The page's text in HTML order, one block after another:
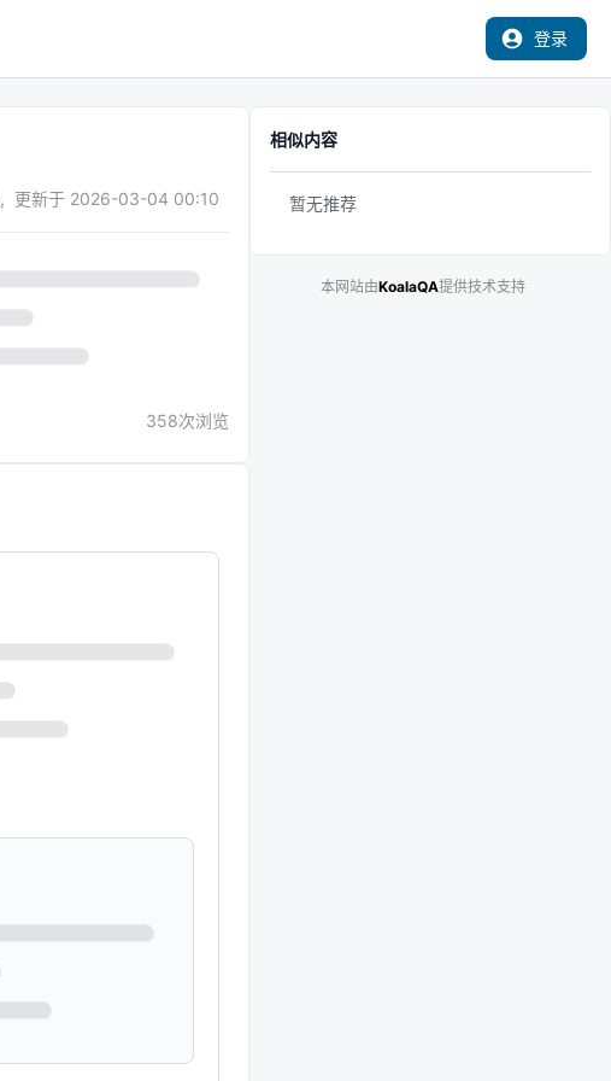
登录
, 更新于 2026-03-04 00:10
358次浏览
相似内容
暂无推荐
本网站由KoalaQA提供技术支持